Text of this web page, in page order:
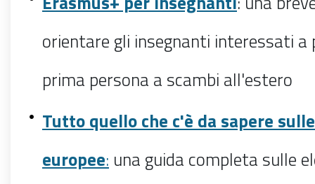
orientare gli insegnanti interessati a
prima persona a scambi all'estero
Tutto quello che c'è da sapere
europee: una guida completa sulle